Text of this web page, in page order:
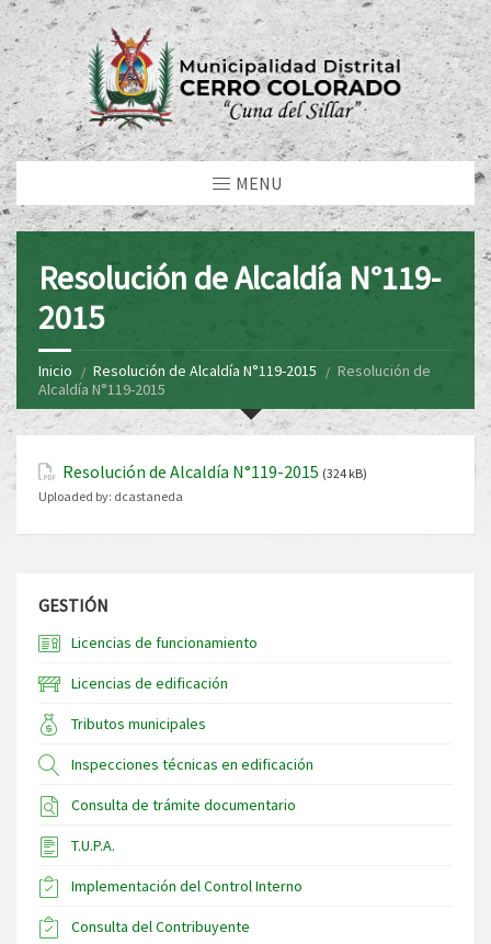
MENU
Resolución de Alcaldía N°119-
2015
Inicio Resolución de Alcaldía N°119-2015
Resolución de
Alcaldía N°119-2015
Resolución de Alcaldía N°119-2015 (324 kB)
Uploaded by: dcastaneda
GESTIÓN
Licencias de funcionamiento
Licencias de edificación
Tributos municipales
Inspecciones técnicas en edificación
Consulta de trámite documentario
T.U.P.A.
Implementación del Control Interno
Consulta del Contribuyente